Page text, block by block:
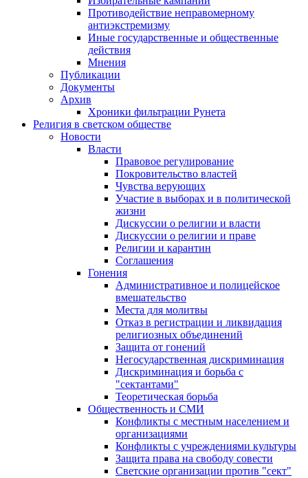
Противодействие неправомерному
антиэкстремизму
Иные государственные и общественные
действия
Мнения
Публикации
Документы
Архив
Хроники фильтрации Рунета
Религия в светском обществе
Новости
Власти
Правовое регулирование
Покровительство властей
Чувства верующих
Участие в выборах и в политической
жизни
Дискуссии о религии и власти
Дискуссии о религии и праве
Религии и карантин
Соглашения
Гонения
Административное и полицейское
вмешательство
Места для молитвы
Отказ в регистрации и ликвидация
религиозных объединений
Защита от гонений
Негосударственная дискриминация
Дискриминация и борьба с
"сектантами"
Теоретическая борьба
Общественность и СМИ
Конфликты с местным населением и
организациями
Конфликты с учреждениями культуры
Защита права на свободу совести
Светские организации против "сект"